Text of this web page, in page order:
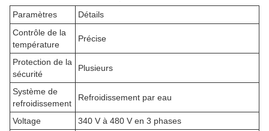
Paramètres
Détails
Contrôle de la
température
Précise
Protection de la
sécurité
Plusieurs
Système de
refroidissement
Refroidissement par eau
Voltage
340 V à 480 V en 3 phases